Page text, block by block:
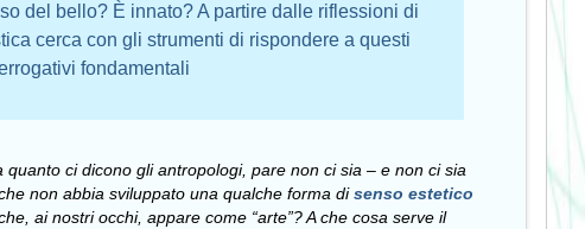
del bello? È innato? A partire dalle riflessioni di
cerca con gli strumenti di rispondere a questi
fondamentali
quanto ci dicono gli antropologi, pare non ci sia – e non ci sia
non abbia sviluppato una qualche forma disenso estetico
ai nostri occhi, appare come “arte”? A che cosa serve il